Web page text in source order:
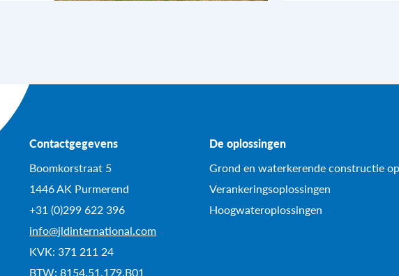
Contactgegevens
Boomkorstraat 5
1446 AK Purmerend
+31 (0)299 622 396
info@jldinternational.com
KVK: 371 211 24
BTW: 8154.51.179.B01
De oplossingen
Grond en waterkerende constructie
Verankeringsoplossingen
Hoogwateroplossingen